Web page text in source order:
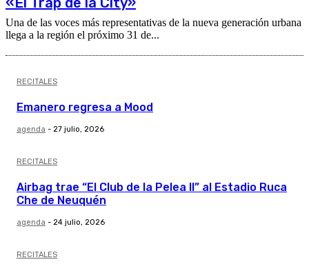
Una de las voces más representativas de la nueva generación urbana
llega a la región el próximo 31 de...
RECITALES
Emanero regresa a Mood
agenda - 27 julio, 2026
RECITALES
Airbag trae “El Club de la Pelea II” al Estadio Ruca
Che de Neuquén
agenda - 24 julio, 2026
RECITALES